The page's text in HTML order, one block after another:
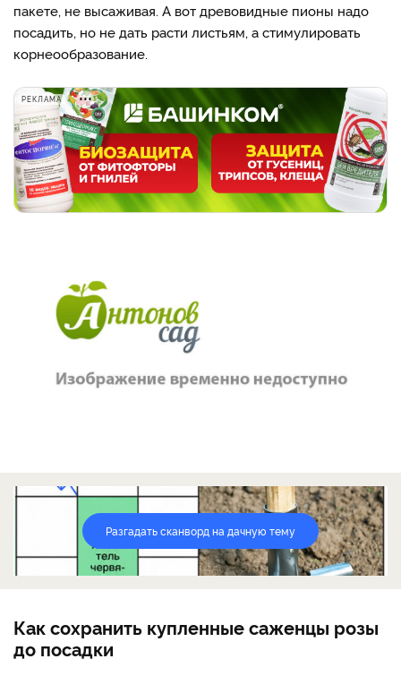
пакете, не высаживая. А вот древовидные пионы надо
посадить, но не дать расти листьям, а стимулировать
корнеообразование.
РЕКЛАМА
Разгадать сканворд на дачную тему
Как сохранить купленные саженцы розы
до посадки